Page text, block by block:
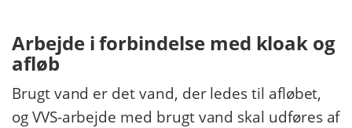
Arbejde i forbindelse med kloak og
afløb
Brugt vand er det vand, der ledes til afløbet,
og VVS-arbejde med brugt vand skal udføres af